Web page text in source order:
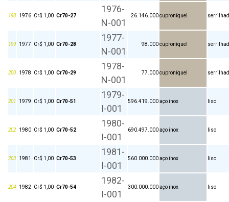
198 1976 Cr$ 1,00 Cr70-27
1976-
N-001
26.146.000cuproníquel
199 1977 Cr$ 1,00 Cr70-28
1977-
N-001
98.000cuproníquel
200 1978 Cr$ 1,00 Cr70-29
1978-
N-001
77.000cuproníquel
201 1979 Cr$ 1,00 Cr70-51
1979-
I-001
596.419.000aço inox liso
202 1980 Cr$ 1,00 Cr70-52
1980-
I-001
690.497.000aço inox liso
203 1981 Cr$ 1,00 Cr70-53
1981-
I-001
560.000.000aço inox liso
204 1982 Cr$ 1,00 Cr70-54
1982-
I-001
300.000.000aço inox liso